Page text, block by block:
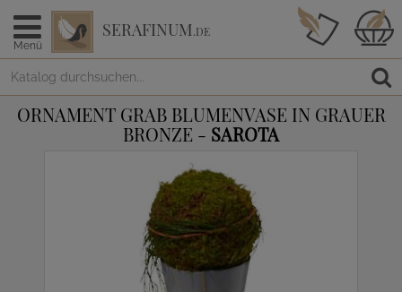
Menü
SERAFINUM.DE
ORNAMENT GRAB BLUMENVASE IN GRAUER
BRONZE - SAROTA